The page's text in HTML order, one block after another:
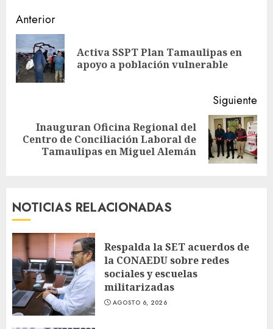
Sigue
leyendo
Anterior
Activa SSPT Plan Tamaulipas en
apoyo a población vulnerable
Siguiente
Siguiente
entrada:
Inauguran Oficina Regional del
Centro de Conciliación Laboral de
Tamaulipas en Miguel Alemán
NOTICIAS RELACIONADAS
Respalda la SET acuerdos de
la CONAEDU sobre redes
sociales y escuelas
militarizadas
AGOSTO 6, 2026